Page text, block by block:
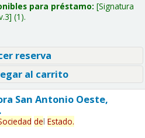
para préstamo: Signatura
(1).
reserva
al carrito
San Antonio Oeste,
del Estado.